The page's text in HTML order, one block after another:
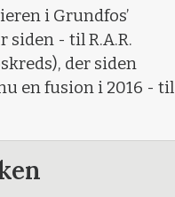
i Grundfos’
siden - til R.A.R.
der siden
en fusion i 2016 - til